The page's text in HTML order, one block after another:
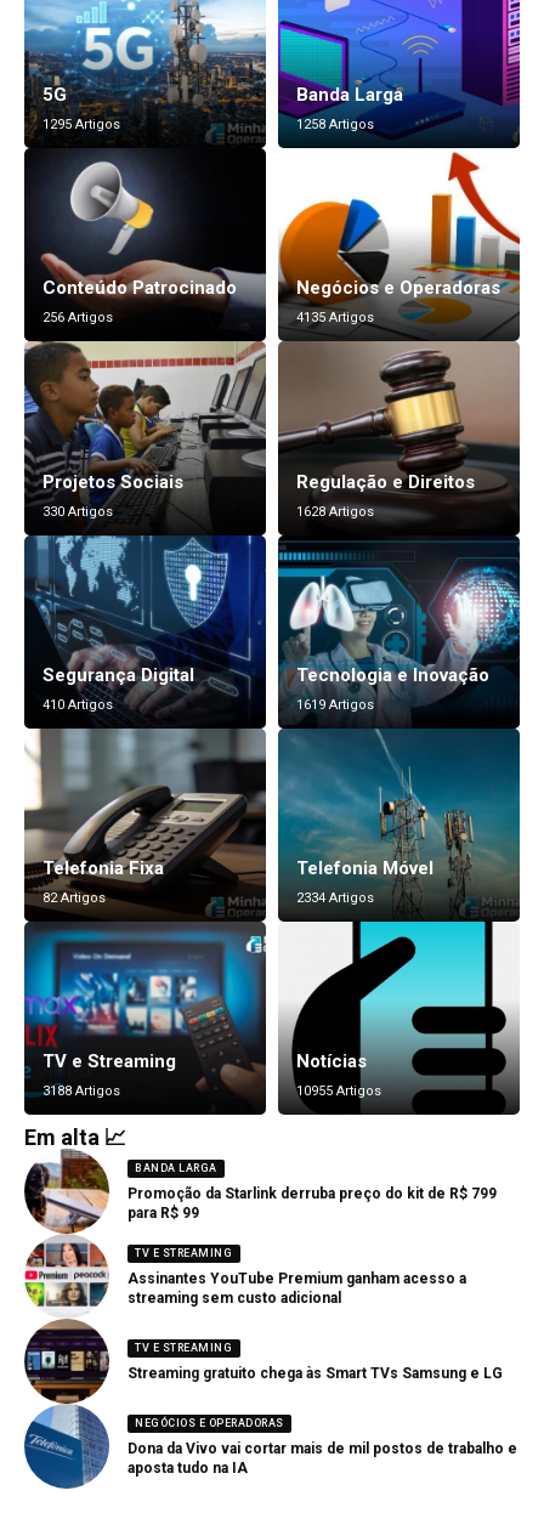
5G
1295 Artigos
Banda Larga
1258 Artigos
Conteúdo Patrocinado
256 Artigos
Negócios e Operadoras
4135 Artigos
Projetos Sociais
330 Artigos
Regulação e Direitos
1628 Artigos
Segurança Digital
410 Artigos
Tecnologia e Inovação
1619 Artigos
Telefonia Fixa
82 Artigos
Telefonia Móvel
2334 Artigos
TV e Streaming
3188 Artigos
Notícias
10955 Artigos
Em alta 📈
BANDA LARGA
Promoção da Starlink derruba preço do kit de R$ 799
para R$ 99
TV E STREAMING
Assinantes YouTube Premium ganham acesso a
streaming sem custo adicional
TV E STREAMING
Streaming gratuito chega às Smart TVs Samsung e LG
NEGÓCIOS E OPERADORAS
Dona da Vivo vai cortar mais de mil postos de trabalho e
aposta tudo na IA